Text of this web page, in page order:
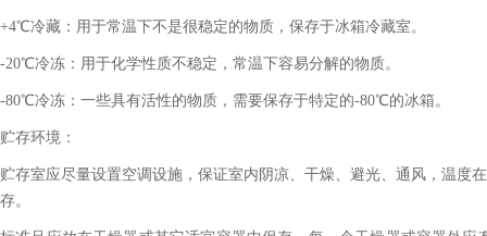
+4℃冷藏：用于常温下不是很稳定的物质，保存于冰箱冷藏室。
-20℃冷冻：用于化学性质不稳定，常温下容易分解的物质。
-80℃冷冻：一些具有活性的物质，需要保存于特定的-80℃的冰箱。
贮存环境：
贮存室应尽量设置空调设施，保证室内阴凉、干燥、避光、通风，温度
存。